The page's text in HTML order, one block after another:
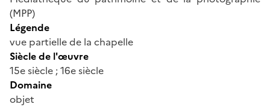
(MPP)
Légende
vue partielle de la chapelle
Siècle de l'œuvre
15e siècle ; 16e siècle
Domaine
objet